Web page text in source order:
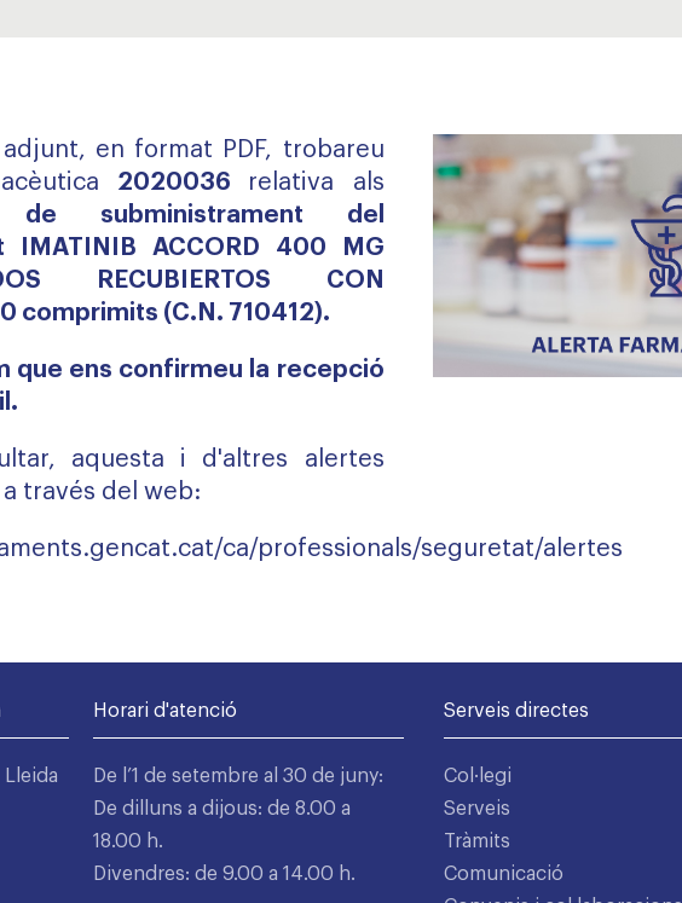
en format PDF, trobareu
2020036 relativa als
de subministrament del
IMATINIB ACCORD 400 MG
RECUBIERTOS CON
comprimits (C.N. 710412).
que ens confirmeu la recepció
aquesta i d'altres alertes
través del web:
ca/professionals/seguretat/alertes
Lleida
Horari d'atenció
De l’1 de setembre al 30 de juny:
De dilluns a dijous: de 8.00 a
18.00 h.
Divendres: de 9.00 a 14.00 h.
Serveis directes
Col·legi
Serveis
Tràmits
Comunicació